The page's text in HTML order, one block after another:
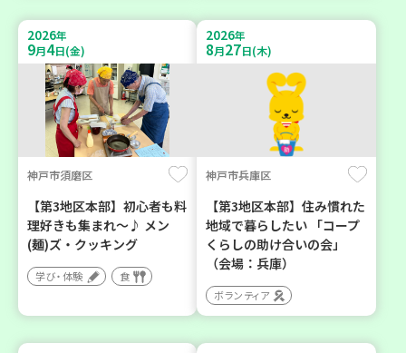
2026年
9月4日(金)
神戸市須磨区
【第3地区本部】初心者も料
理好きも集まれ～♪ メン
(麺)ズ・クッキング
学び・体験 食
2026年
8月27日(木)
神戸市兵庫区
【第3地区本部】住み慣れた
地域で暮らしたい 「コープ
くらしの助け合いの会」
（会場：兵庫）
ボランティア